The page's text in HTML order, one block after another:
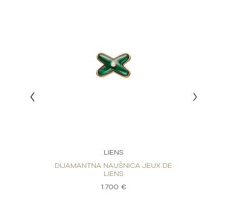
LIENS
DIJAMANTNA NAUŠNICA JEUX DE
LIENS
1.700 €